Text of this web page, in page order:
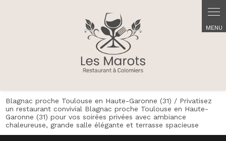
Blagnac proche Toulouse en Haute-Garonne (31) / Privatisez
un restaurant convivial Blagnac proche Toulouse en Haute-
Garonne (31) pour vos soirées privées avec ambiance
chaleureuse, grande salle élégante et terrasse spacieuse